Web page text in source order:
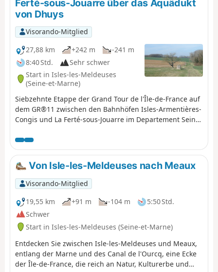
Ferté-sous-Jouarre über das Aquädukt
von Dhuys
Visorando-Mitglied
27,88 km
+242 m
-241 m
8:40 Std.
Sehr schwer
Start in Isles-les-Meldeuses
(Seine-et-Marne)
Siebzehnte Etappe der Grand Tour de l'Île-de-France auf
dem GR®11 zwischen den Bahnhöfen Isles-Armentières-
Congis und La Ferté-sous-Jouarre im Departement Seine-
durch das Marne-Tal, das vom südlichen Plateau
(Ausläufer der Brie) aus entlanggewandert wird.
Außerdem folgt der GR® auf mehr als der Hälfte der
Strecke dem Verlauf des Aquädukts von Dhuys, was
einen ebenen und somit relativ einfachen Weg
garantiert.
Von Isle-les-Meldeuses nach Meaux
Visorando-Mitglied
19,55 km
+91 m -104 m
5:50 Std.
Schwer
Start in Isles-les-Meldeuses (Seine-et-Marne)
Entdecken Sie zwischen Isle-les-Meldeuses und Meaux,
entlang der Marne und des Canal de l'Ourcq, eine Ecke
der Île-de-France, die reich an Natur, Kulturerbe und